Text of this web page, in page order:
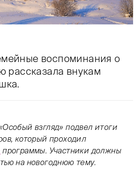
воспоминания о
рассказала внукам
цветная фотография.
взгляд» подвел итоги
который проходил
программы. Участники должны
на новогоднюю тему.